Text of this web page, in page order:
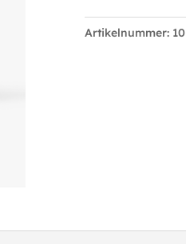
Menge
Artikelnummer: